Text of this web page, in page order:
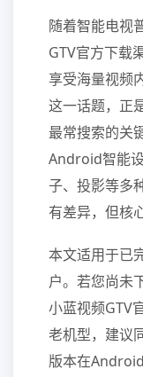
随着智能电视
GTV官方下载
享受海量视频
这一话题，正
最常搜索的关
Android智能
子、投影等多
有差异，但核
本文适用于已
户。若您尚未
小蓝视频GTV
老机型，建议
版本在